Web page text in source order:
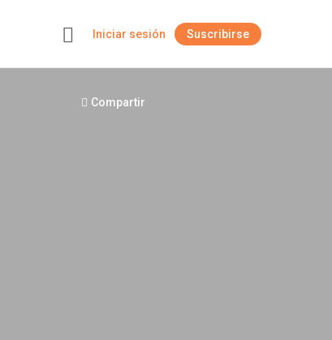
Iniciar sesión Suscribirse
Compartir